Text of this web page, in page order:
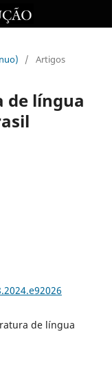
/ Artigos
de língua
de língua